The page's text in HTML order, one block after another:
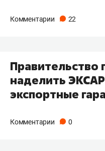
Комментарии 22
Правительство
наделить
экспортные
Комментарии 0